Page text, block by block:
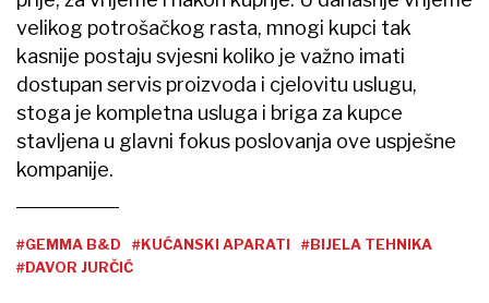
velikog potrošačkog rasta, mnogi kupci tak
kasnije postaju svjesni koliko je važno imati
dostupan servis proizvoda i cjelovitu uslugu,
stoga je kompletna usluga i briga za kupce
stavljena u glavni fokus poslovanja ove uspješne
kompanije.
#GEMMA B&D #KUĆANSKI APARATI
#BIJELA TEHNIKA
#DAVOR JURČIĆ